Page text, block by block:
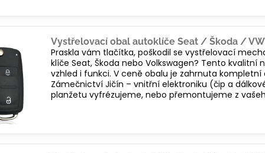
Vystřelovací obal autoklíče Seat / Škoda /
Praskla vám tlačítka, poškodil se vystřelovací
klíče Seat, Škoda nebo Volkswagen? Tento
vzhled i funkci. V ceně obalu je zahrnuta
Zámečnictví Jičín – vnitřní elektroniku (čip a
planžetu vyfrézujeme, nebo přemontujeme z